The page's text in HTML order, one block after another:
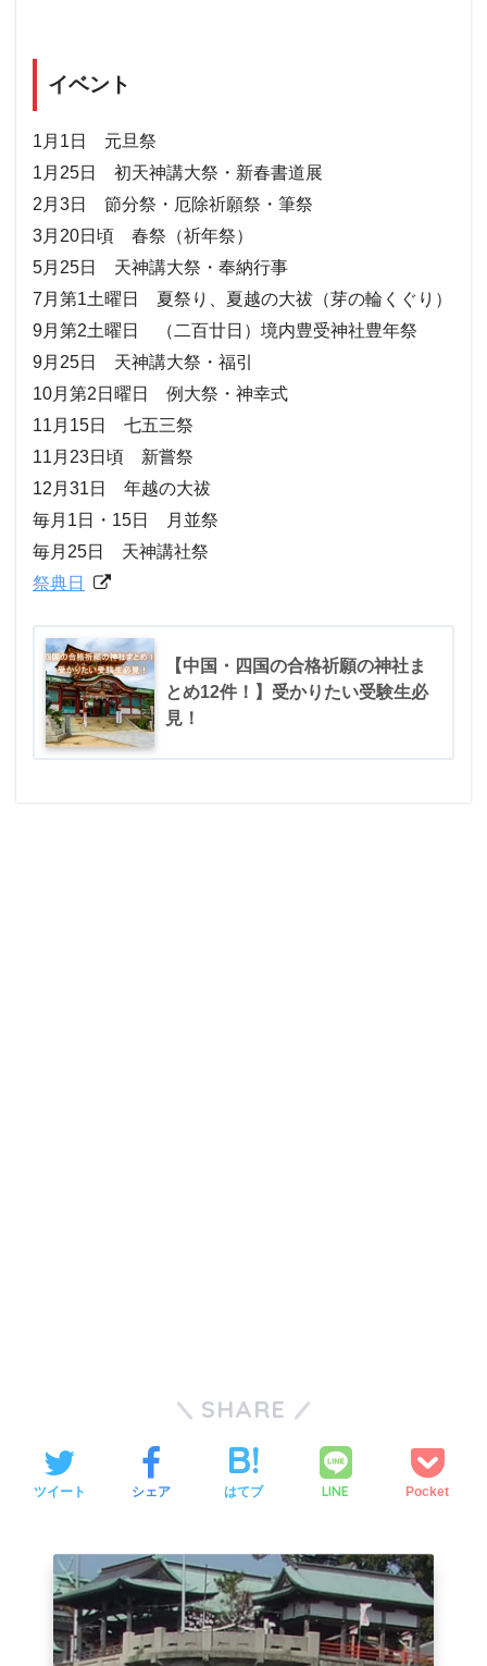
イベント
1月1日 元旦祭
1月25日 初天神講大祭・新春書道展
2月3日 節分祭・厄除祈願祭・筆祭
3月20日頃 春祭（祈年祭）
5月25日 天神講大祭・奉納行事
7月第1土曜日 夏祭り、夏越の大祓（芽の輪くぐり）
9月第2土曜日 （二百廿日）境内豊受神社豊年祭
9月25日 天神講大祭・福引
10月第2日曜日 例大祭・神幸式
11月15日 七五三祭
11月23日頃 新嘗祭
12月31日 年越の大祓
毎月1日・15日 月並祭
毎月25日 天神講社祭
祭典日
【中国・四国の合格祈願の神社ま
とめ12件！】受かりたい受験生必
見！
SHARE
ツイート シェア はてブ LINE Pocket